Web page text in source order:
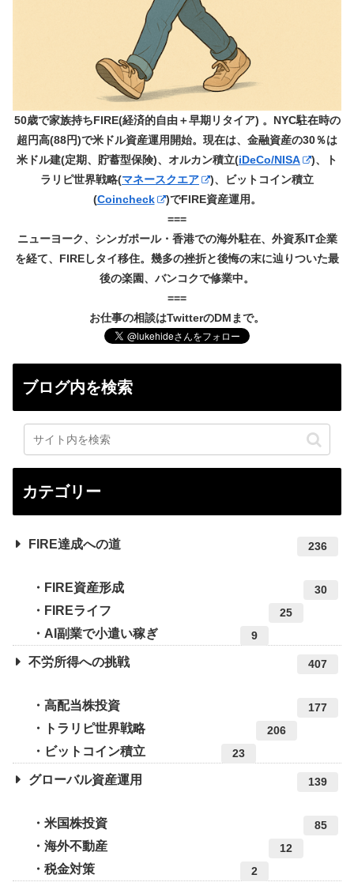
50歳で家族持ちFIRE(経済的自由＋早期リタイア) 。NYC駐在時の
超円高(88円)で米ドル資産運用開始。現在は、金融資産の30％は
米ドル建(定期、貯蓄型保険)、オルカン積立(iDeCo/NISA
)、ト
ラリピ世界戦略(マネースクエア
)、ビットコイン積立
(Coincheck
)でFIRE資産運用。
===
ニューヨーク、シンガポール・香港での海外駐在、外資系IT企業
を経て、FIREしタイ移住。幾多の挫折と後悔の末に辿りついた最
後の楽園、バンコクで修業中。
===
お仕事の相談はTwitterのDMまで。
ブログ内を検索
カテゴリー
FIRE達成への道 236
FIRE資産形成 30
FIREライフ 25
AI副業で小遣い稼ぎ 9
不労所得への挑戦 407
高配当株投資 177
トラリピ世界戦略 206
ビットコイン積立 23
グローバル資産運用 139
米国株投資 85
海外不動産 12
税金対策 2